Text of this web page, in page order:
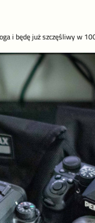
i będę już szczęśliwy w